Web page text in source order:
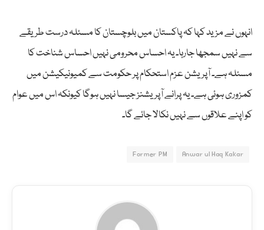
انہوں نے مزید کہا کہ پاکستان میں بلوچستان کا مسئلہ درست طریقے
سے نہیں سمجھا جارہا۔ یہ احساس محرومی نہیں احساس شناخت کا
مسئلہ ہے۔ آپریشن عزم استحکام پر حکومت سے کمیونیکیشن میں
کمزوری ہوئی ہے۔ یہ پرانے آپریشنز جیسا نہیں ہوگا کیونکہ اس میں عوام
کو اپنے علاقوں سے نہیں نکالا جائے گا۔
Anwar ul Haq Kakar
Former PM